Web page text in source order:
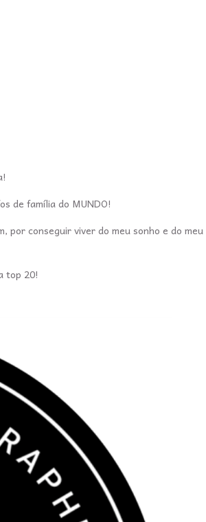
de família do MUNDO!
conseguir viver do meu sonho e do meu
top 20!